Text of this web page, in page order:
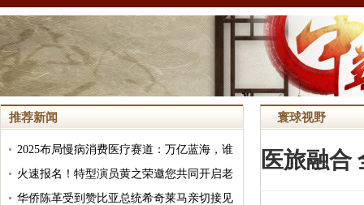
推荐新闻
2025布局慢病消费医疗赛道：万亿蓝海，谁
将破局而出？
火速报名！特型演员黄之荣邀您共同开启老
挝的奇妙之旅
华侨陈革受到赞比亚总统希奇莱马亲切接见
寰球视野
医旅融合